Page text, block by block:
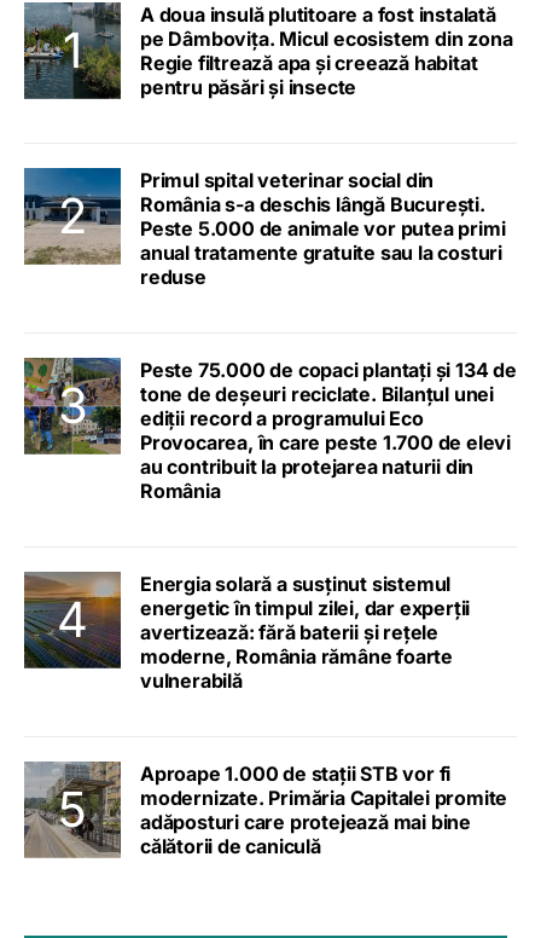
A doua insulă plutitoare a fost instalată
pe Dâmbovița. Micul ecosistem din zona
Regie filtrează apa și creează habitat
pentru păsări și insecte
Primul spital veterinar social din
România s-a deschis lângă București.
Peste 5.000 de animale vor putea primi
anual tratamente gratuite sau la costuri
reduse
Peste 75.000 de copaci plantați și 134 de
tone de deșeuri reciclate. Bilanțul unei
ediții record a programului Eco
Provocarea, în care peste 1.700 de elevi
au contribuit la protejarea naturii din
România
Energia solară a susținut sistemul
energetic în timpul zilei, dar experții
avertizează: fără baterii și rețele
moderne, România rămâne foarte
vulnerabilă
Aproape 1.000 de stații STB vor fi
modernizate. Primăria Capitalei promite
adăposturi care protejează mai bine
călătorii de caniculă